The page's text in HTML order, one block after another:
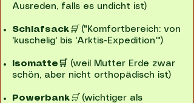
Ausreden, falls es undicht ist)
Schlafsack 🛒 ("Komfortbereich: von
'kuschelig' bis 'Arktis-Expedition'")
Isomatte🛒 (weil Mutter Erde zwar
schön, aber nicht orthopädisch ist)
Powerbank 🛒 (wichtiger als